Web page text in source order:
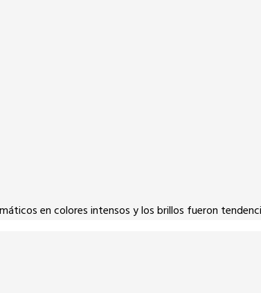
en colores intensos y los brillos fueron